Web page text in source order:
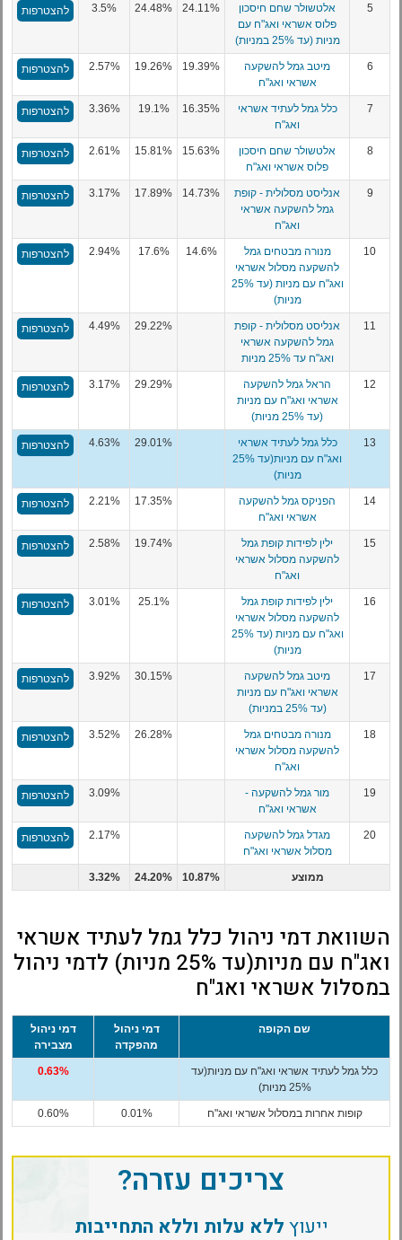
5
אלטשולר שחם חיסכון
פלוס אשראי ואג"ח עם
מניות (עד 25% במניות)
24.11%
24.48%
3.5% להצטרפות
6
מיטב גמל להשקעה
אשראי ואג"ח
19.39%
19.26%
2.57% להצטרפות
7
כלל גמל לעתיד אשראי
ואג"ח
16.35%
19.1%
3.36% להצטרפות
8
אלטשולר שחם חיסכון
פלוס אשראי ואג"ח
15.63%
15.81%
2.61% להצטרפות
9
אנליסט מסלולית - קופת
גמל להשקעה אשראי
ואג"ח
14.73%
17.89%
3.17% להצטרפות
10
מנורה מבטחים גמל
להשקעה מסלול אשראי
ואג"ח עם מניות (עד 25%
מניות)
14.6%
17.6%
2.94% להצטרפות
11
אנליסט מסלולית - קופת
גמל להשקעה אשראי
ואג"ח עד 25% מניות
29.22%
4.49% להצטרפות
12
הראל גמל להשקעה
אשראי ואג"ח עם מניות
(עד 25% מניות)
29.29%
3.17% להצטרפות
13
כלל גמל לעתיד אשראי
ואג"ח עם מניות(עד 25%
מניות)
29.01%
4.63% להצטרפות
14
הפניקס גמל להשקעה
אשראי ואג"ח
17.35%
2.21% להצטרפות
15
ילין לפידות קופת גמל
להשקעה מסלול אשראי
ואג"ח
19.74%
2.58% להצטרפות
16
ילין לפידות קופת גמל
להשקעה מסלול אשראי
ואג"ח עם מניות (עד 25%
מניות)
25.1%
3.01% להצטרפות
17
מיטב גמל להשקעה
אשראי ואג"ח עם מניות
(עד 25% במניות)
30.15%
3.92% להצטרפות
18
מנורה מבטחים גמל
להשקעה מסלול אשראי
ואג"ח
26.28%
3.52% להצטרפות
19
מור גמל להשקעה -
אשראי ואג"ח
3.09% להצטרפות
20
מגדל גמל להשקעה
מסלול אשראי ואג"ח
2.17% להצטרפות
ממוצע 10.87%
24.20%
3.32%
השוואת דמי ניהול כלל גמל לעתיד אשראי
ואג"ח עם מניות(עד 25% מניות) לדמי ניהול
במסלול אשראי ואג"ח
שם הקופה
דמי ניהול
מהפקדה
דמי ניהול
מצבירה
כלל גמל לעתיד אשראי ואג"ח עם מניות(עד
25% מניות)
0.63%
קופות אחרות במסלול אשראי ואג"ח 0.01%
0.60%
צריכים עזרה?
ייעוץללא עלות וללא התחייבות